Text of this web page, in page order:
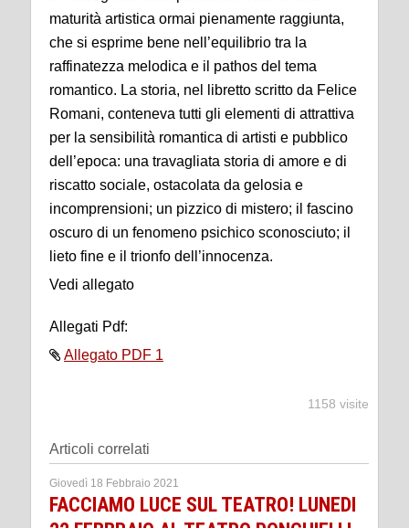
maturità artistica ormai pienamente raggiunta,
che si esprime bene nell’equilibrio tra la
raffinatezza melodica e il pathos del tema
romantico. La storia, nel libretto scritto da Felice
Romani, conteneva tutti gli elementi di attrattiva
per la sensibilità romantica di artisti e pubblico
dell’epoca: una travagliata storia di amore e di
riscatto sociale, ostacolata da gelosia e
incomprensioni; un pizzico di mistero; il fascino
oscuro di un fenomeno psichico sconosciuto; il
lieto fine e il trionfo dell’innocenza.
Vedi allegato
Allegati Pdf:
Allegato PDF 1
1158 visite
Articoli correlati
Giovedì 18 Febbraio 2021
FACCIAMO LUCE SUL TEATRO! LUNEDI